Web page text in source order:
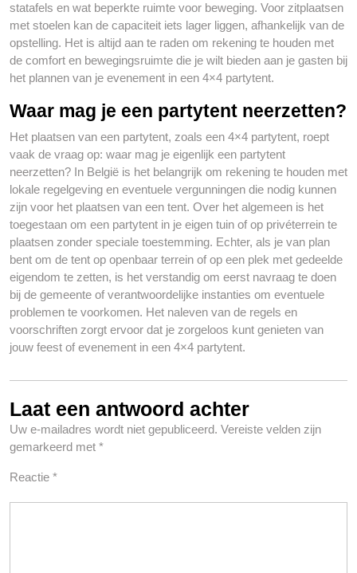
statafels en wat beperkte ruimte voor beweging. Voor zitplaatsen
met stoelen kan de capaciteit iets lager liggen, afhankelijk van de
opstelling. Het is altijd aan te raden om rekening te houden met
de comfort en bewegingsruimte die je wilt bieden aan je gasten bij
het plannen van je evenement in een 4×4 partytent.
Waar mag je een partytent neerzetten?
Het plaatsen van een partytent, zoals een 4×4 partytent, roept
vaak de vraag op: waar mag je eigenlijk een partytent
neerzetten? In België is het belangrijk om rekening te houden met
lokale regelgeving en eventuele vergunningen die nodig kunnen
zijn voor het plaatsen van een tent. Over het algemeen is het
toegestaan om een partytent in je eigen tuin of op privéterrein te
plaatsen zonder speciale toestemming. Echter, als je van plan
bent om de tent op openbaar terrein of op een plek met gedeelde
eigendom te zetten, is het verstandig om eerst navraag te doen
bij de gemeente of verantwoordelijke instanties om eventuele
problemen te voorkomen. Het naleven van de regels en
voorschriften zorgt ervoor dat je zorgeloos kunt genieten van
jouw feest of evenement in een 4×4 partytent.
Laat een antwoord achter
Uw e-mailadres wordt niet gepubliceerd. Vereiste velden zijn
gemarkeerd met *
Reactie *